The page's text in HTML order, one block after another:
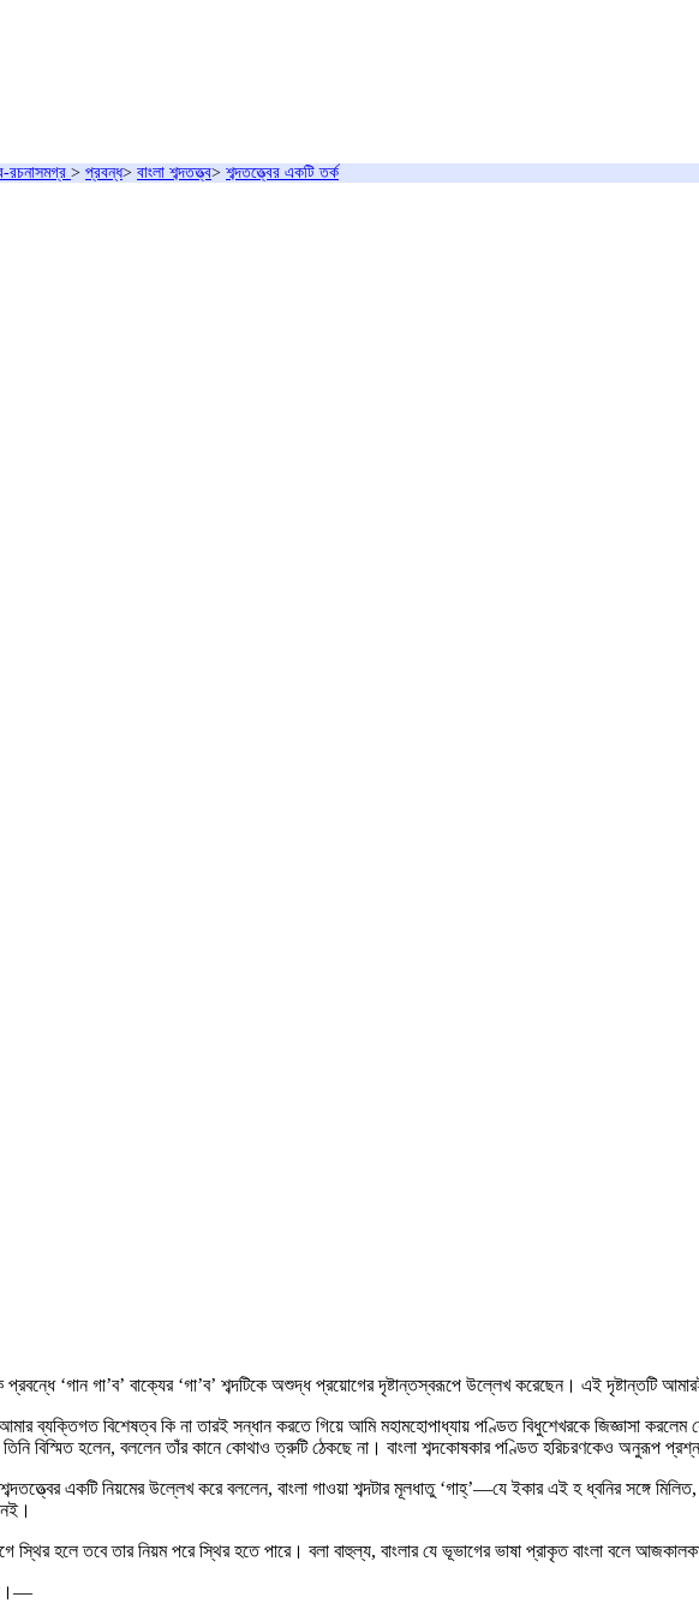
রচনাসমগ্র > প্রবন্ধ> বাংলা শব্দতত্ত্ব> শব্দতত্ত্বের একটি তর্ক
এক প্রবন্ধে ‘গান গা’ব’ বাক্যের ‘গা’ব’ শব্দটিকে অশুদ্ধ প্রয়োগের দৃষ্টান্তস্বরূপে উল্লেখ করেছেন। এই দৃষ্টান্তটি
ব্যক্তিগত বিশেষত্ব কি না তারই সন্ধান করতে গিয়ে আমি মহামহোপাধ্যায় পণ্ডিত বিধুশেখরকে জিজ্ঞাসা
বিস্মিত হলেন, বললেন তাঁর কানে কোথাও ত্রুটি ঠেকছে না। বাংলা শব্দকোষকার পণ্ডিত হরিচরণকেও অনুরূপ
শব্দতত্ত্বের একটি নিয়মের উল্লেখ করে বললেন, বাংলা গাওয়া শব্দটার মূলধাতু ‘গাহ্‌’—যে ইকার এই হ ধ্বনির সঙ্গে
স্থির হলে তবে তার নিয়ম পরে স্থির হতে পারে। বলা বাহুল্য, বাংলার যে ভূভাগের ভাষা প্রাকৃত বাংলা বলে